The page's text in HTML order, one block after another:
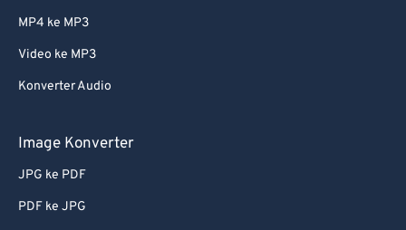
MP4 ke MP3
Video ke MP3
Konverter Audio
Image Konverter
JPG ke PDF
PDF ke JPG